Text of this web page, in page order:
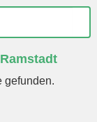
gefunden.